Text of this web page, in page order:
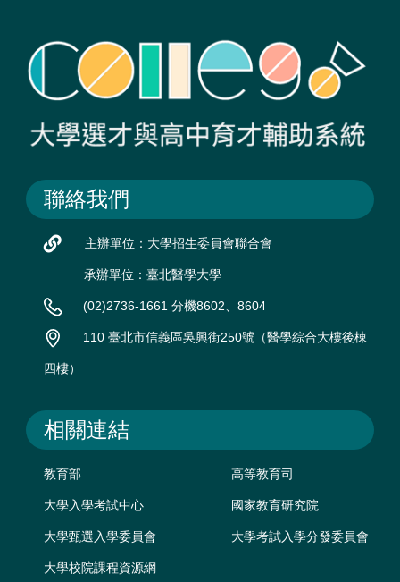
聯絡我們
主辦單位：大學招生委員會聯合會
承辦單位：臺北醫學大學
(02)2736-1661 分機8602、8604
110 臺北市信義區吳興街250號（醫學綜合大樓後棟
四樓）
相關連結
教育部 高等教育司
大學入學考試中心 國家教育研究院
大學甄選入學委員會 大學考試入學分發委員會
大學校院課程資源網